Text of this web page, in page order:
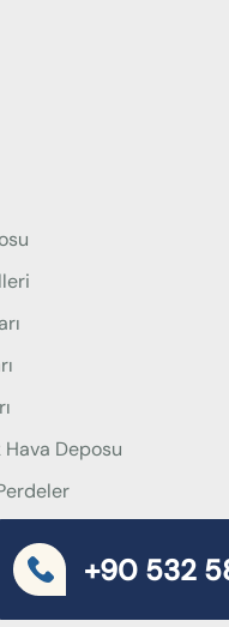
Deposu
+90 532